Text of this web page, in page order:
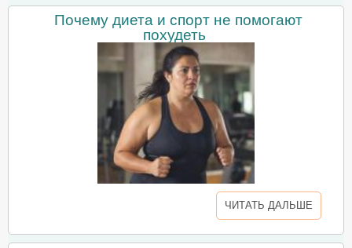
Почему диета и спорт не помогают
похудеть
ЧИТАТЬ ДАЛЬШЕ